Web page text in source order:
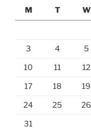
M
T W
3 4 5
10 11 12
17 18 19
24 25 26
31